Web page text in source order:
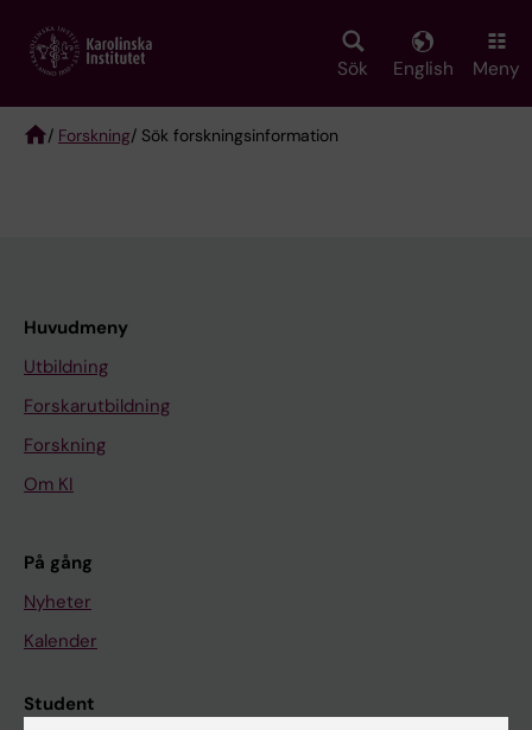
main
Sök English Meny
/ Forskning/ Sök forskningsinformation
Huvudmeny
Utbildning
Forskarutbildning
Forskning
Om KI
På gång
Nyheter
Kalender
Student